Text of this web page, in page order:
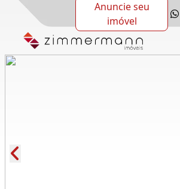
Anuncie seu
imóvel